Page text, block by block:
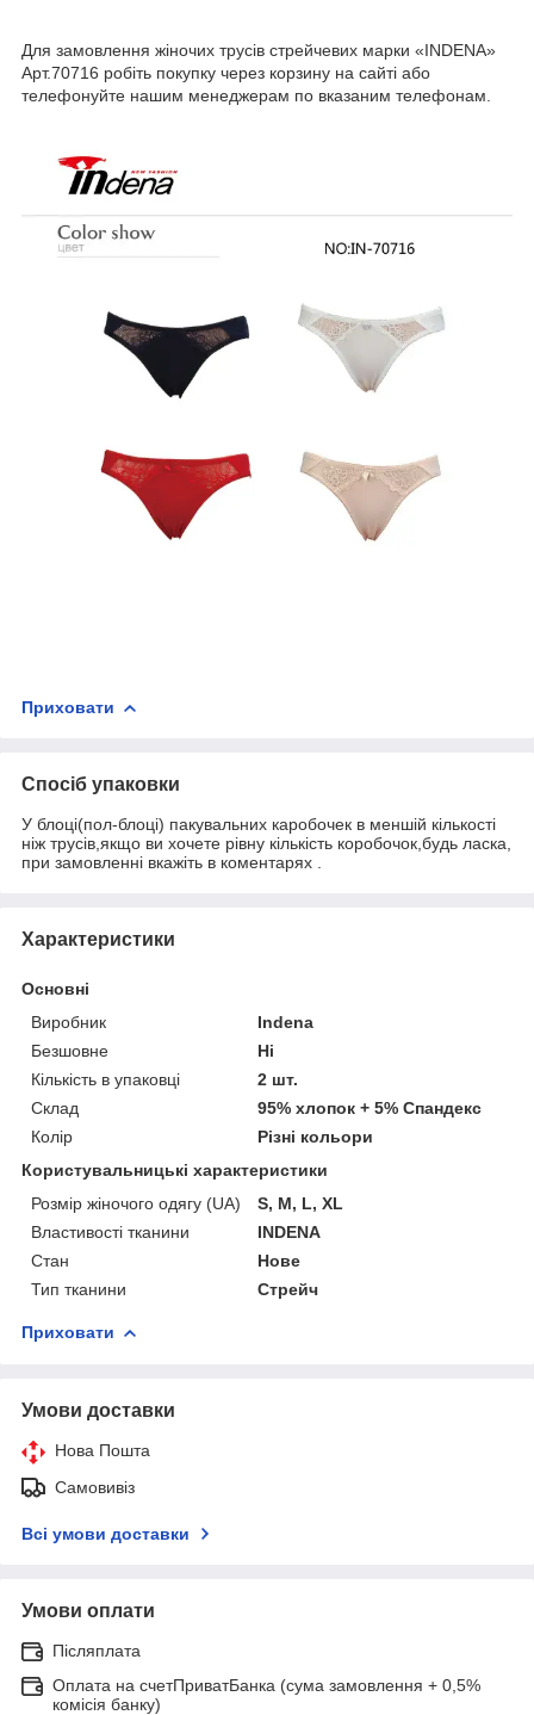
Для замовлення жіночих трусів стрейчевих марки «INDENA»
Арт.70716 робіть покупку через корзину на сайті або
телефонуйте нашим менеджерам по вказаним телефонам.
Приховати
Спосіб упаковки
У блоці(пол-блоці) пакувальних каробочек в меншій кількості
ніж трусів,якщо ви хочете рівну кількість коробочок,будь ласка,
при замовленні вкажіть в коментарях .
Характеристики
Основні
Виробник
Indena
Безшовне
Ні
Кількість в упаковці
2 шт.
Склад
95% хлопок + 5% Спандекс
Колір
Різні кольори
Користувальницькі характеристики
Розмір жіночого одягу (UA)
S, M, L, XL
Властивості тканини
INDENA
Стан
Нове
Тип тканини
Стрейч
Приховати
Умови доставки
Нова Пошта
Самовивіз
Всі умови доставки
Умови оплати
Післяплата
Оплата на счетПриватБанка (сума замовлення + 0,5%
комісія банку)